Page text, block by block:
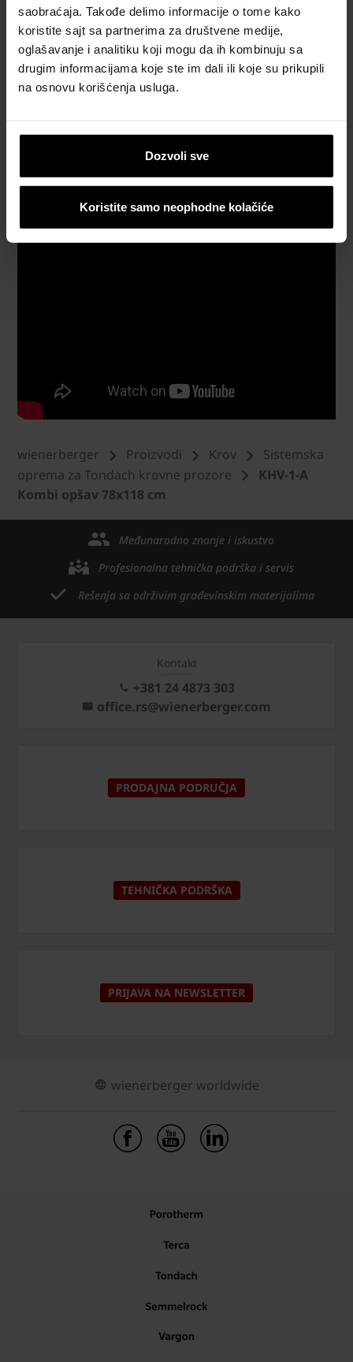
saobraćaja. Takođe delimo informacije o tome kako
koristite sajt sa partnerima za društvene medije,
oglašavanje i analitiku koji mogu da ih kombinuju sa
drugim informacijama koje ste im dali ili koje su prikupili
na osnovu korišćenja usluga.
Dozvoli sve
Koristite samo neophodne kolačiće
Naručite
besplatan
uzorak
crepa
dokumentacija
wienerberger Proizvodi Krov
Sistemska
oprema za Tondach krovne prozore
KHV-1-A
Kombi opšav 78x118 cm
Međunarodno znanje i iskustvo
Profesionalna tehnička podrška i servis
Rešenja sa održivim građevinskim materijalima
Kontakt
+381 24 4873 303
office.rs@wienerberger.com
PRODAJNA PODRUČJA
TEHNIČKA PODRŠKA
PRIJAVA NA NEWSLETTER
wienerberger worldwide